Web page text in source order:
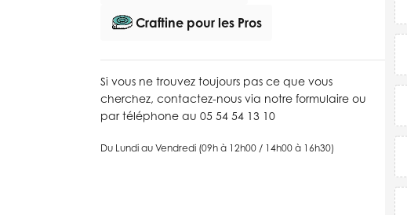
Craftine pour les Pros
Si vous ne trouvez toujours pas ce que vous
cherchez, contactez-nous via notre formulaire ou
par téléphone au 05 54 54 13 10
Du Lundi au Vendredi (09h à 12h00 / 14h00 à 16h30)